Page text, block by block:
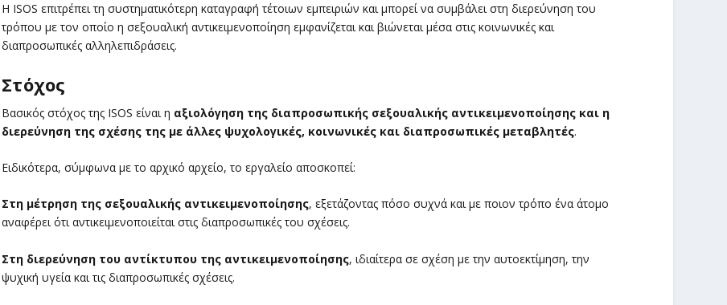
Η ISOS επιτρέπει τη συστηματικότερη καταγραφή τέτοιων εμπειριών και μπορεί να συμβάλει στη διερεύνηση του
τρόπου με τον οποίο η σεξουαλική αντικειμενοποίηση εμφανίζεται και βιώνεται μέσα στις κοινωνικές και
διαπροσωπικές αλληλεπιδράσεις.
Στόχος
Βασικός στόχος της ISOS είναι η αξιολόγηση της διαπροσωπικής σεξουαλικής αντικειμενοποίησης και η
διερεύνηση της σχέσης της με άλλες ψυχολογικές, κοινωνικές και διαπροσωπικές μεταβλητές.
Ειδικότερα, σύμφωνα με το αρχικό αρχείο, το εργαλείο αποσκοπεί:
Στη μέτρηση της σεξουαλικής αντικειμενοποίησης, εξετάζοντας πόσο συχνά και με ποιον τρόπο ένα άτομο
αναφέρει ότι αντικειμενοποιείται στις διαπροσωπικές του σχέσεις.
Στη διερεύνηση του αντίκτυπου της αντικειμενοποίησης, ιδιαίτερα σε σχέση με την αυτοεκτίμηση, την
ψυχική υγεία και τις διαπροσωπικές σχέσεις.